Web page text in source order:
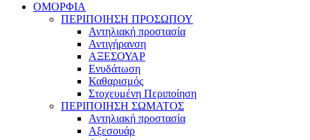
ΟΜΟΡΦΙΑ
ΠΕΡΙΠΟΙΗΣΗ ΠΡΟΣΩΠΟΥ
Αντηλιακή προστασία
Αντιγήρανση
ΑΞΕΣΟΥΑΡ
Ενυδάτωση
Καθαρισμός
Στοχευμένη Περιποίηση
ΠΕΡΙΠΟΙΗΣΗ ΣΩΜΑΤΟΣ
Αντηλιακή προστασία
Αξεσουάρ